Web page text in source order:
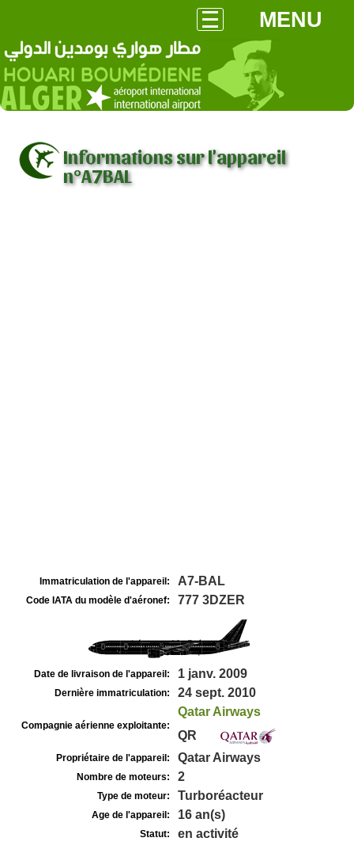
MENU
Informations sur l'appareil
n°A7BAL
Immatriculation de l'appareil: A7-BAL
Code IATA du modèle d'aéronef: 777 3DZER
Date de livraison de l'appareil: 1 janv. 2009
Dernière immatriculation: 24 sept. 2010
Compagnie aérienne exploitante:
Qatar Airways
QR
Propriétaire de l'appareil: Qatar Airways
Nombre de moteurs: 2
Type de moteur: Turboréacteur
Age de l'appareil: 16 an(s)
Statut: en activité